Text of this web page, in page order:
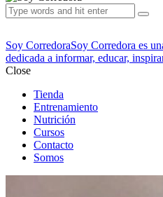
Soy CorredoraSoy Corredora es
dedicada a informar, educar,
Close
Tienda
Entrenamiento
Nutrición
Cursos
Contacto
Somos